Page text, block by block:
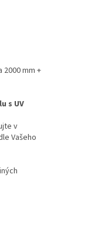
mm +
s UV
v
Vašeho